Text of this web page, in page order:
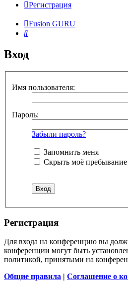
Регистрация
Fusion GURU
Поиск
Вход
Имя пользователя:
Пароль:
Забыли пароль?
Запомнить меня
Скрыть моё пребывание
Регистрация
Для входа на конференцию вы
конференции могут быть
политикой, принятыми на
Общие правила | Соглашение о